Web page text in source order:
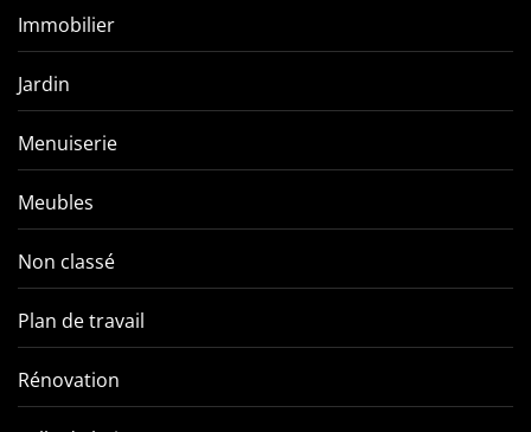
Immobilier
Jardin
Menuiserie
Meubles
Non classé
Plan de travail
Rénovation